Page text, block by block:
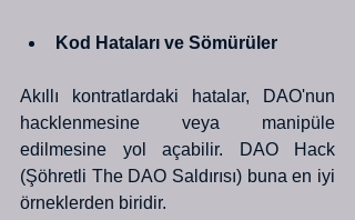
Kod Hataları ve Sömürüler
Akıllı kontratlardaki hatalar, DAO'nun
hacklenmesine veya manipüle
edilmesine yol açabilir. DAO Hack
(Şöhretli The DAO Saldırısı) buna en iyi
örneklerden biridir.